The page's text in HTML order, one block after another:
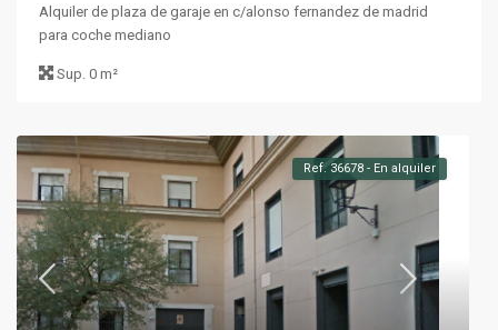
Alquiler de plaza de garaje en c/alonso fernandez de madrid
para coche mediano
Sup.0 m²
Ref. 36678 - En alquiler